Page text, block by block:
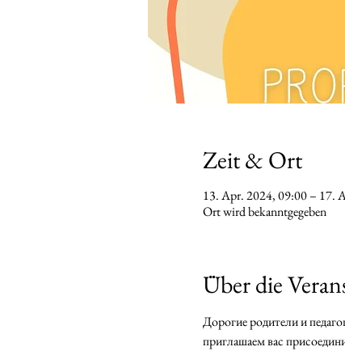
Zeit & Ort
13. Apr. 2024, 09:00 – 17.
Ort wird bekanntgegeben
Über die
️Дорогие родители и
приглашаем вас